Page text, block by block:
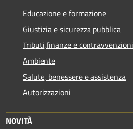
Educazione e formazione
Giustizia e sicurezza pubblica
Tributi,finanze e contravvenzioni
Ambiente
Salute, benessere e assistenza
Autorizzazioni
NOVITÀ